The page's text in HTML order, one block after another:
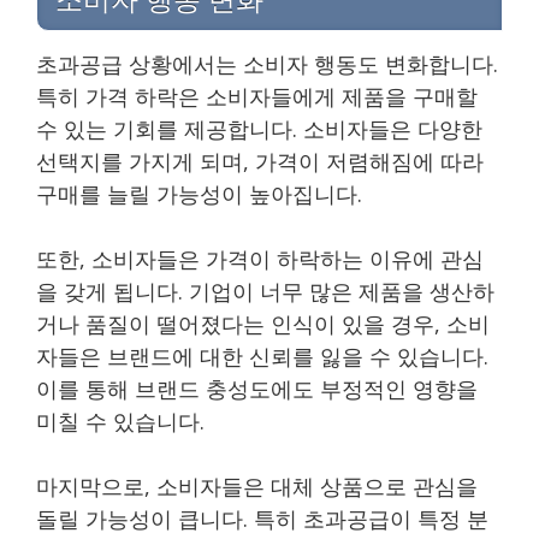
초과공급 상황에서는 소비자 행동도 변화합니다.
특히 가격 하락은 소비자들에게 제품을 구매할
수 있는 기회를 제공합니다. 소비자들은 다양한
선택지를 가지게 되며, 가격이 저렴해짐에 따라
구매를 늘릴 가능성이 높아집니다.
또한, 소비자들은 가격이 하락하는 이유에 관심
을 갖게 됩니다. 기업이 너무 많은 제품을 생산하
거나 품질이 떨어졌다는 인식이 있을 경우, 소비
자들은 브랜드에 대한 신뢰를 잃을 수 있습니다.
이를 통해 브랜드 충성도에도 부정적인 영향을
미칠 수 있습니다.
마지막으로, 소비자들은 대체 상품으로 관심을
돌릴 가능성이 큽니다. 특히 초과공급이 특정 분